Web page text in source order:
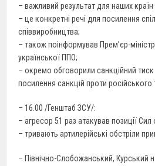
– важливий результат для наших
– це конкретні речі для посилення
співвиробництва;
– також поінформував Прем’єр-
української ППО;
– окремо обговорили санкційний
посилення санкцій проти російського
– 16.00 /Генштаб ЗСУ/:
– агресор 51 раз атакував позиції
– тривають артилерійські обстріли
– Північно-Слобожанський, Курський